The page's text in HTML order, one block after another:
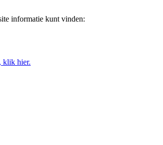
informatie kunt vinden:
klik hier.